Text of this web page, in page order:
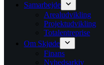
Samarbejde
Arealudvikling
Projektudvikling
Totalentreprise
Om Skjøde
Finans
Nyhedsarkiv